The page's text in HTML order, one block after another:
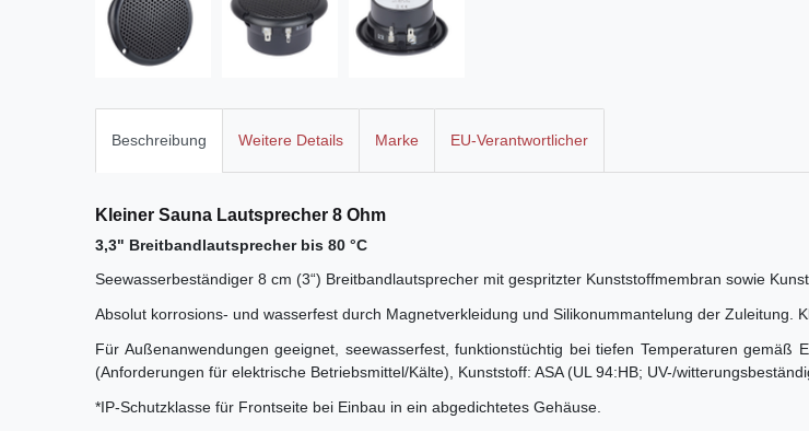
Beschreibung Weitere Details Marke EU-Verantwortlicher
Kleiner Sauna Lautsprecher 8 Ohm
3,3" Breitbandlautsprecher bis 80 °C
Seewasserbeständiger 8 cm (3“) Breitbandlautsprecher mit gespritzter Kunststoffmembran sowie
Absolut korrosions- und wasserfest durch Magnetverkleidung und Silikonummantelung der Zuleitung.
Für Außenanwendungen geeignet, seewasserfest, funktionstüchtig bei tiefen Temperaturen
(Anforderungen für elektrische Betriebsmittel/Kälte), Kunststoff: ASA (UL 94:HB; UV-/
*IP-Schutzklasse für Frontseite bei Einbau in ein abgedichtetes Gehäuse.